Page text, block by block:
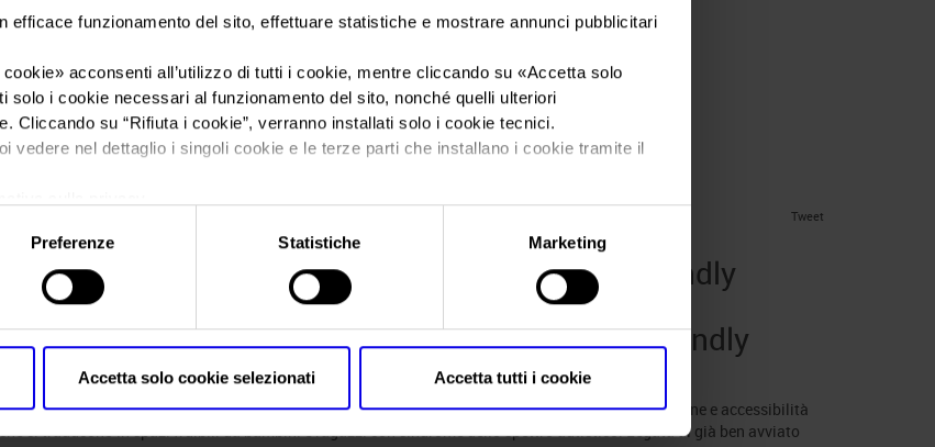
efficace funzionamento del sito, effettuare statistiche e mostrare annunci pubblicitari
» acconsenti all’utilizzo di tutti i cookie, mentre cliccando su «Accetta solo
solo i cookie necessari al funzionamento del sito, nonché quelli ulteriori
Cliccando su “Rifiuta i cookie”, verranno installati solo i cookie tecnici.
vedere nel dettaglio i singoli cookie e le terze parti che installano i cookie tramite il
Preferenze Statistiche Marketing
Accetta solo cookie selezionati Accetta tutti i cookie
Sei in: News
‘Salone del Bambino’ a
è Autism Friendly
Tweet
Posts Tagged:
veronafiere fieracavalli autism friendly
‘Salone del Bambino’ a Fieracavalli è Autism Friendly
Novembre 8th, 2024byUfficio Stampa Veronafiere filed underNews .
ha da sempre un’anima attenta al sociale, e, quest’anno, condivide esperienze di inclusione e accessibilità
si traducono in spazi fruibili da bambini e ragazzi con sindrome dello spettro autistico. Legata al già ben avviato